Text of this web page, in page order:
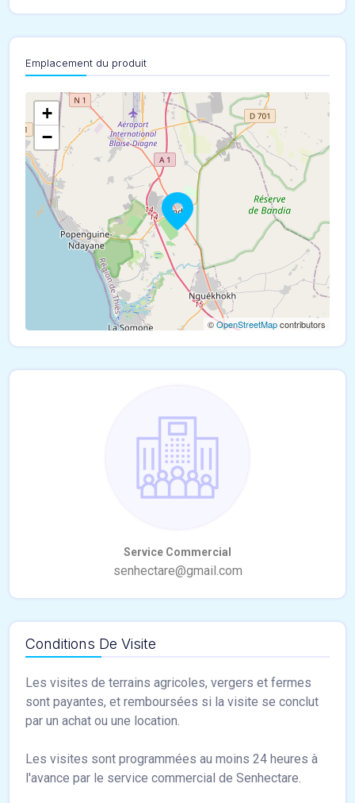
Emplacement du produit
+
−
©OpenStreetMapcontributors
Conditions De Visite
Les visites de terrains agricoles, vergers et fermes
sont payantes, et remboursées si la visite se conclut
par un achat ou une location.
Les visites sont programmées au moins 24 heures à
l'avance par le service commercial de Senhectare.